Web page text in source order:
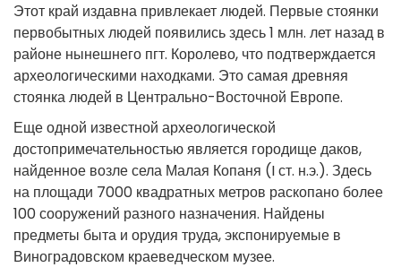
Этот край издавна привлекает людей. Первые стоянки
первобытных людей появились здесь 1 млн. лет назад в
районе нынешнего пгт. Королево, что подтверждается
археологическими находками. Это самая древняя
стоянка людей в Центрально-Восточной Европе.
Еще одной известной археологической
достопримечательностью является городище даков,
найденное возле села Малая Копаня (I ст. н.э.). Здесь
на площади 7000 квадратных метров раскопано более
100 сооружений разного назначения. Найдены
предметы быта и орудия труда, экспонируемые в
Виноградовском краеведческом музее.